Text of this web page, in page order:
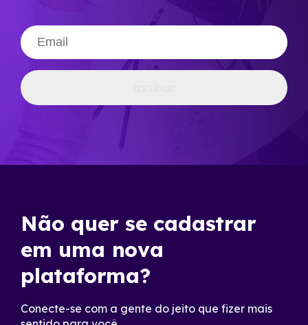
Não quer se cadastrar
em uma nova
plataforma?
Conecte-se com a gente do jeito que fizer mais